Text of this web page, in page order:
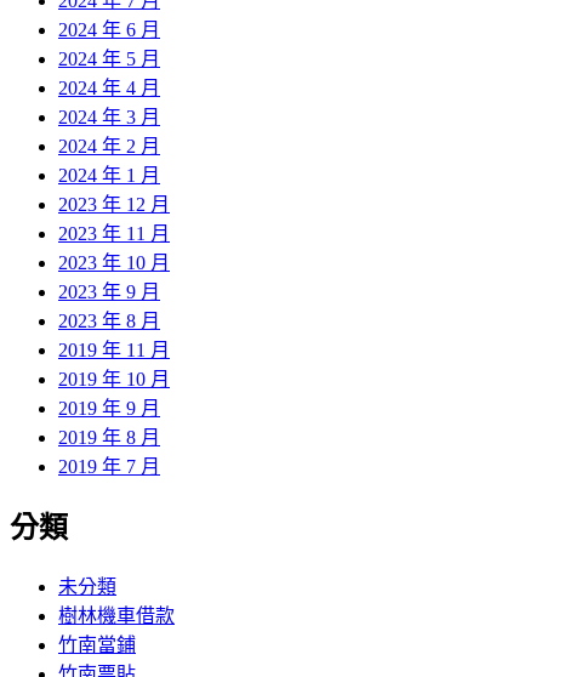
2024 年 6 月
2024 年 5 月
2024 年 4 月
2024 年 3 月
2024 年 2 月
2024 年 1 月
2023 年 12 月
2023 年 11 月
2023 年 10 月
2023 年 9 月
2023 年 8 月
2019 年 11 月
2019 年 10 月
2019 年 9 月
2019 年 8 月
2019 年 7 月
分類
未分類
樹林機車借款
竹南當鋪